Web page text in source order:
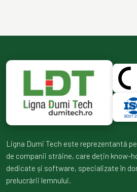
Ligna Dumi Tech este reprezentantă
de companii străine, care dețin know-
dedicate și software, specializate în
prelucrării lemnului.